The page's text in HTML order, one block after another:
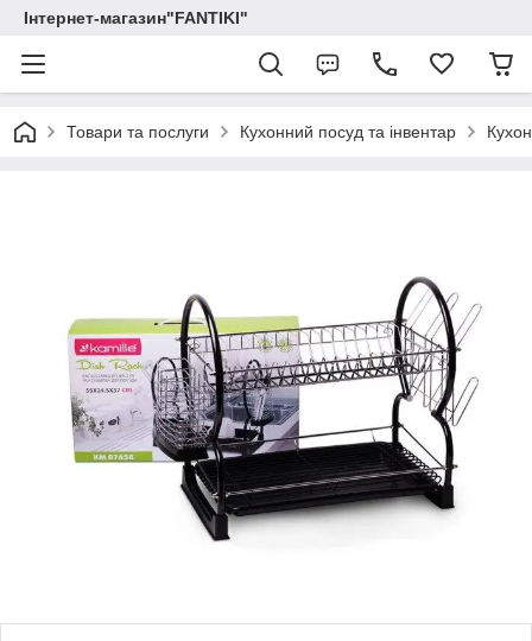
Інтернет-магазин"FANTIKI"
Товари та послуги Кухонний посуд та інвентар